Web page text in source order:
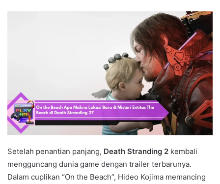
Setelah penantian panjang, Death Stranding 2 kembali
mengguncang dunia game dengan trailer terbarunya.
Dalam cuplikan “On the Beach”, Hideo Kojima memancing